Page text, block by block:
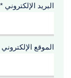
البريد الإلكتروني *
الموقع الإلكتروني